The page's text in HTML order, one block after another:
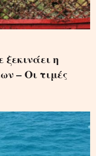
η
– Οι τιμές